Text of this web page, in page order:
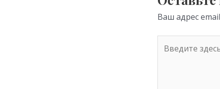
ni
ki
Ваш адрес
здесь...